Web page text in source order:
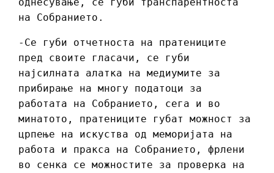
на Собранието.
-Се губи отчетноста на пратениците
пред своите гласачи, се губи
најсилната алатка на медиумите за
прибирање на многу податоци за
работата на Собранието, сега и во
минатото, пратениците губат можност за
црпење на искуства од меморијата на
работа и пракса на Собранието, фрлени
во сенка се можностите за проверка на